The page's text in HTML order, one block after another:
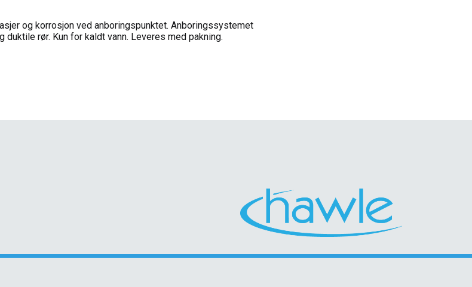
og korrosjon ved anboringspunktet. Anboringssystemet
duktile rør. Kun for kaldt vann. Leveres med pakning.